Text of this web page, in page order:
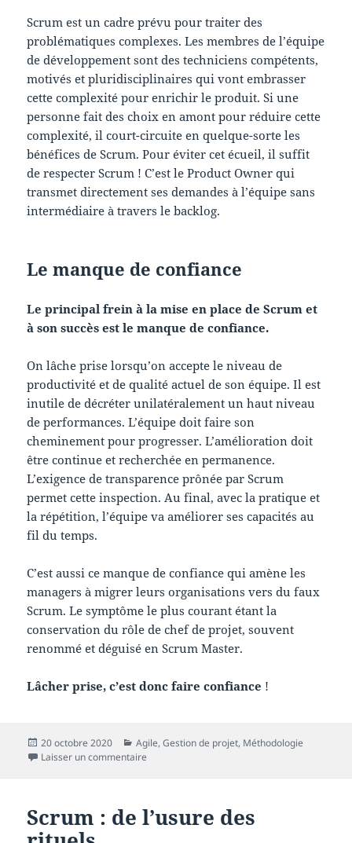
Scrum est un cadre prévu pour traiter des
problématiques complexes. Les membres de l’équipe
de développement sont des techniciens compétents,
motivés et pluridisciplinaires qui vont embrasser
cette complexité pour enrichir le produit. Si une
personne fait des choix en amont pour réduire cette
complexité, il court-circuite en quelque-sorte les
bénéfices de Scrum. Pour éviter cet écueil, il suffit
de respecter Scrum ! C’est le Product Owner qui
transmet directement ses demandes à l’équipe sans
intermédiaire à travers le backlog.
Le manque de confiance
Le principal frein à la mise en place de Scrum et
à son succès est le manque de confiance.
On lâche prise lorsqu’on accepte le niveau de
productivité et de qualité actuel de son équipe. Il est
inutile de décréter unilatéralement un haut niveau
de performances. L’équipe doit faire son
cheminement pour progresser. L’amélioration doit
être continue et recherchée en permanence.
L’exigence de transparence prônée par Scrum
permet cette inspection. Au final, avec la pratique et
la répétition, l’équipe va améliorer ses capacités au
fil du temps.
C’est aussi ce manque de confiance qui amène les
managers à migrer leurs organisations vers du faux
Scrum. Le symptôme le plus courant étant la
conservation du rôle de chef de projet, souvent
renommé et déguisé en Scrum Master.
Lâcher prise, c’est donc faire confiance !
Publié
le
20 octobre 2020 Catégories
Agile,Gestion de projet, Méthodologie
Laisser un commentaire
Scrum : de l’usure des